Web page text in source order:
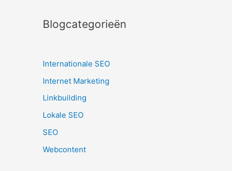
Blogcategorieën
Internationale SEO
Internet Marketing
Linkbuilding
Lokale SEO
SEO
Webcontent